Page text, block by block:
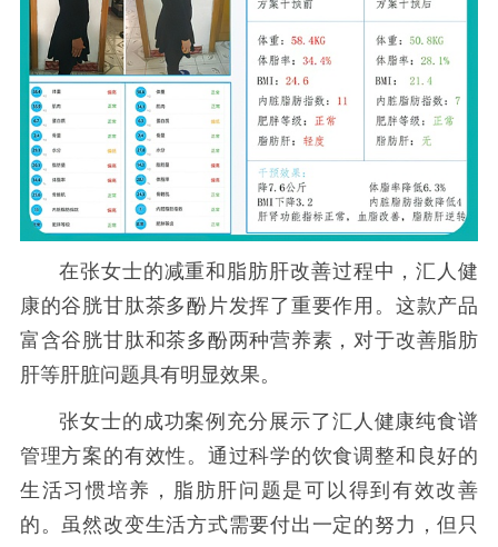
在张女士的减重和脂肪肝改善过程中，汇人健
康的谷胱甘肽茶多酚片发挥了重要作用。这款产品
富含谷胱甘肽和茶多酚两种营养素，对于改善脂肪
肝等肝脏问题具有明显效果。
张女士的成功案例充分展示了汇人健康纯食谱
管理方案的有效性。通过科学的饮食调整和良好的
生活习惯培养，脂肪肝问题是可以得到有效改善
的。虽然改变生活方式需要付出一定的努力，但只